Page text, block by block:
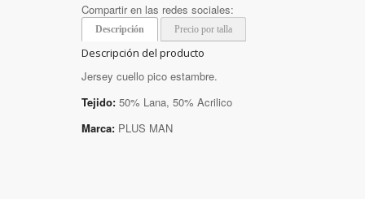
Compartir en las redes sociales:
Descripción Precio por talla
Descripción del producto
Jersey cuello pico estambre.
Tejido: 50% Lana, 50% Acrilico
Marca: PLUS MAN